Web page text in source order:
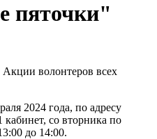
пяточки"
волонтеров всех
2024 года, по адресу
со вторника по
до 14:00.